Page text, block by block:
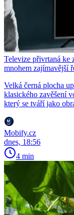
Televize přivrtaná ke
mnohem zajímavější
Velká černá plocha
klasického zavěšení
který se tváří jako
Mobify.cz
dnes, 18:56
4 min